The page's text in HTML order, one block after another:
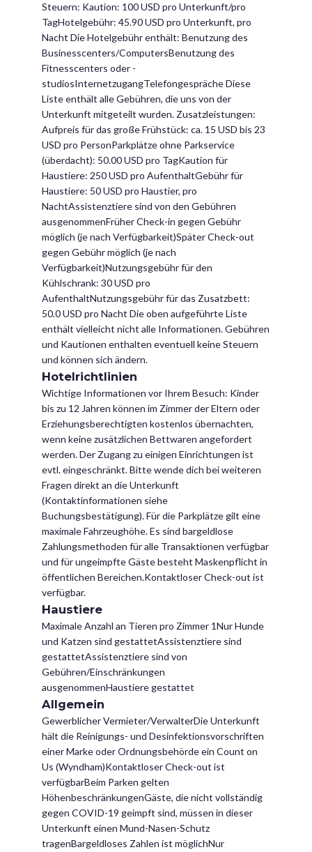
Steuern: Kaution: 100 USD pro Unterkunft/pro
TagHotelgebühr: 45.90 USD pro Unterkunft, pro
Nacht Die Hotelgebühr enthält: Benutzung des
Businesscenters/ComputersBenutzung des
Fitnesscenters oder -
studiosInternetzugangTelefongespräche Diese
Liste enthält alle Gebühren, die uns von der
Unterkunft mitgeteilt wurden. Zusatzleistungen:
Aufpreis für das große Frühstück: ca. 15 USD bis 23
USD pro PersonParkplätze ohne Parkservice
(überdacht): 50.00 USD pro TagKaution für
Haustiere: 250 USD pro AufenthaltGebühr für
Haustiere: 50 USD pro Haustier, pro
NachtAssistenztiere sind von den Gebühren
ausgenommenFrüher Check-in gegen Gebühr
möglich (je nach Verfügbarkeit)Später Check-out
gegen Gebühr möglich (je nach
Verfügbarkeit)Nutzungsgebühr für den
Kühlschrank: 30 USD pro
AufenthaltNutzungsgebühr für das Zusatzbett:
50.0 USD pro Nacht Die oben aufgeführte Liste
enthält vielleicht nicht alle Informationen. Gebühren
und Kautionen enthalten eventuell keine Steuern
und können sich ändern.
Hotelrichtlinien
Wichtige Informationen vor Ihrem Besuch: Kinder
bis zu 12 Jahren können im Zimmer der Eltern oder
Erziehungsberechtigten kostenlos übernachten,
wenn keine zusätzlichen Bettwaren angefordert
werden. Der Zugang zu einigen Einrichtungen ist
evtl. eingeschränkt. Bitte wende dich bei weiteren
Fragen direkt an die Unterkunft
(Kontaktinformationen siehe
Buchungsbestätigung). Für die Parkplätze gilt eine
maximale Fahrzeughöhe. Es sind bargeldlose
Zahlungsmethoden für alle Transaktionen verfügbar
und für ungeimpfte Gäste besteht Maskenpflicht in
öffentlichen Bereichen.Kontaktloser Check-out ist
verfügbar.
Haustiere
Maximale Anzahl an Tieren pro Zimmer 1Nur Hunde
und Katzen sind gestattetAssistenztiere sind
gestattetAssistenztiere sind von
Gebühren/Einschränkungen
ausgenommenHaustiere gestattet
Allgemein
Gewerblicher Vermieter/VerwalterDie Unterkunft
hält die Reinigungs- und Desinfektionsvorschriften
einer Marke oder Ordnungsbehörde ein Count on
Us (Wyndham)Kontaktloser Check-out ist
verfügbarBeim Parken gelten
HöhenbeschränkungenGäste, die nicht vollständig
gegen COVID-19 geimpft sind, müssen in dieser
Unterkunft einen Mund-Nasen-Schutz
tragenBargeldloses Zahlen ist möglichNur